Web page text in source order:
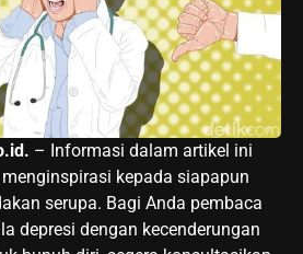
– Informasi dalam artikel ini
kepada siapapun
serupa. Bagi Anda pembaca
depresi dengan kecenderungan